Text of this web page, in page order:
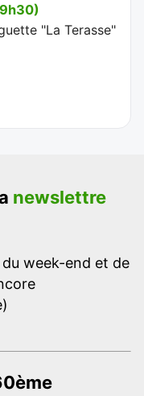
"La Terasse"
newslettre
week-end et de